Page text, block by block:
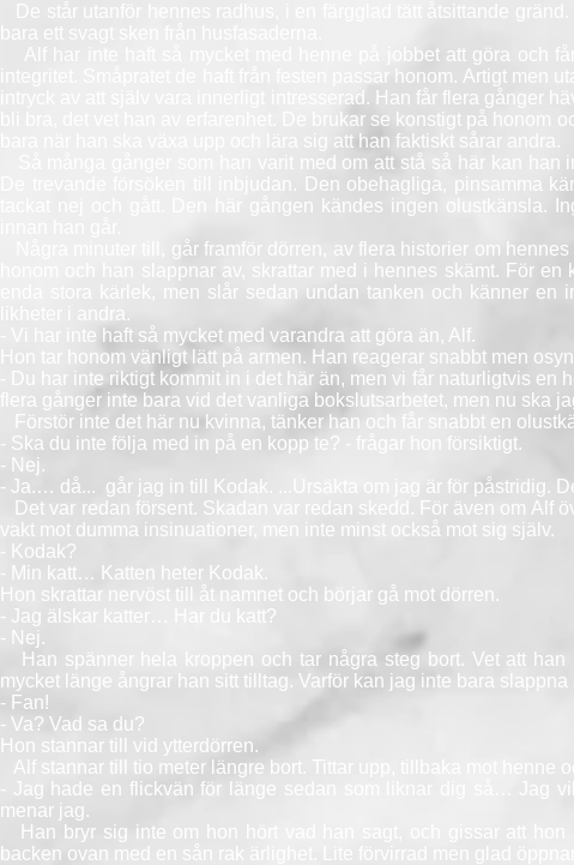
De står utanför hennes radhus, i en färgglad tätt åtsittande
bara ett svagt sken från husfasaderna.
Alf har inte haft så mycket med henne på jobbet att göra och
integritet. Småpratet de haft från festen passar honom. Artigt men
intryck av att själv vara innerligt intresserad. Han får flera gånger
bli bra, det vet han av erfarenhet. De brukar se konstigt på honom
bara när han ska växa upp och lära sig att han faktiskt sårar andra.
Så många gånger som han varit med om att stå så här kan han
De trevande försöken till inbjudan. Den obehagliga, pinsamma
tackat nej och gått. Den här gången kändes ingen olustkänsla.
Några minuter till, går framför dörren, av flera historier om
honom och han slappnar av, skrattar med i hennes skämt. För
enda stora kärlek, men slår sedan undan tanken och känner en
likheter i andra.
- Vi har inte haft så mycket med varandra att göra än, Alf.
Hon tar honom vänligt lätt på armen. Han reagerar snabbt men
- Du har inte riktigt kommit in i det här än, men vi får naturligtvis en
flera gånger inte bara vid det vanliga bokslutsarbetet, men nu ska
Förstör inte det här nu kvinna, tänker han och får snabbt en
- Ska du inte följa med in på en kopp te? - frågar hon försiktigt.
- Nej.
- Ja.… då... går jag in till Kodak. ...Ursäkta om jag är för påstridig.
Det var redan försent. Skadan var redan skedd. För även om Alf
vakt mot dumma insinuationer, men inte minst också mot sig själv.
- Kodak?
- Min katt… Katten heter Kodak.
Hon skrattar nervöst till åt namnet och börjar gå mot dörren.
- Jag älskar katter… Har du katt?
- Nej.
Han spänner hela kroppen och tar några steg bort. Vet att han
mycket länge ångrar han sitt tilltag. Varför kan jag inte bara slappna
- Fan!
- Va? Vad sa du?
Hon stannar till vid ytterdörren.
Alf stannar till tio meter längre bort. Tittar upp, tillbaka mot henne
- Jag hade en flickvän för länge sedan som liknar dig så… Jag
menar jag.
Han bryr sig inte om hon hört vad han sagt, och gissar att hon
backen ovan med en sån rak ärlighet. Lite förvirrad men glad öppnar